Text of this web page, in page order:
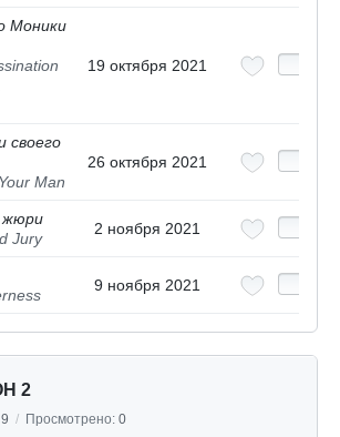
Моники
19 октября 2021
своего
Man
26 октября 2021
жюри
Jury
2 ноября 2021
9 ноября 2021
2
9 / Просмотрено: 0